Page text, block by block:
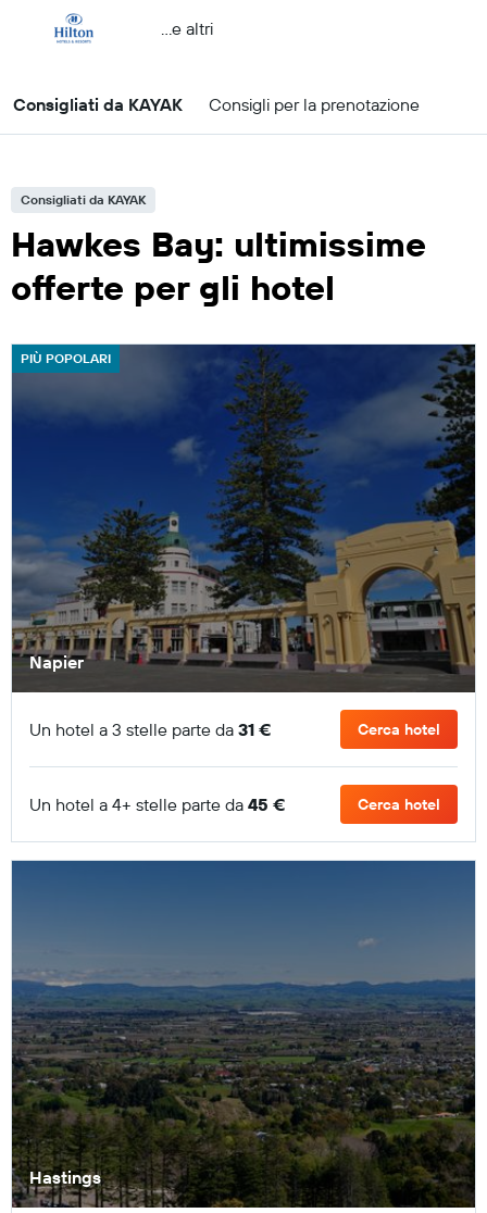
...e altri
Consigliati da KAYAK Consigli per la prenotazione
Consigliati da KAYAK
Hawkes Bay: ultimissime
offerte per gli hotel
PIÙ POPOLARI
Napier
Un hotel a 3 stelle parte da 31 € Cerca hotel
Un hotel a 4+ stelle parte da 45 € Cerca hotel
Hastings